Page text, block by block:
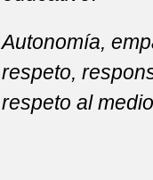
Autonomía,
respeto,
respeto al